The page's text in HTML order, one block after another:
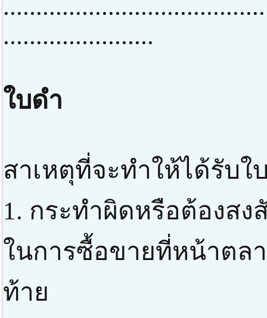
.......................
ใบดำ
สาเหตุที่จะทำให้ได้รับใ
1. กระทำผิดหรือต้องส
ในการซื้อขายที่หน้าตล
ท้าย